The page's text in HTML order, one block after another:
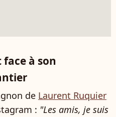
à son
de Laurent Ruquier
: "Les amis, je suis